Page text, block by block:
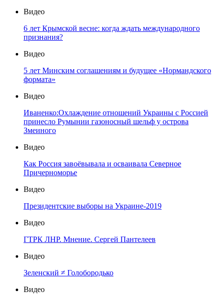
Видео
6 лет Крымской весне: когда ждать международного
признания?
Видео
5 лет Минским соглашениям и будущее «Нормандского
формата»
Видео
Иваненко:Охлаждение отношений Украины с Россией
принесло Румынии газоносный шельф у острова
Змеиного
Видео
Как Россия завоёвывала и осваивала Северное
Причерноморье
Видео
Президентские выборы на Украине-2019
Видео
ГТРК ЛНР. Мнение. Сергей Пантелеев
Видео
Зеленский ≠ Голобородько
Видео